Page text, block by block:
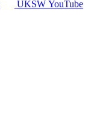
UKSW YouTube